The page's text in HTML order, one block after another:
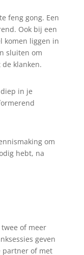
feng gong. Een
Ook bij een
komen liggen in
sluiten om
klanken.
in je
om
hebt, na
of meer
geven
partner of met